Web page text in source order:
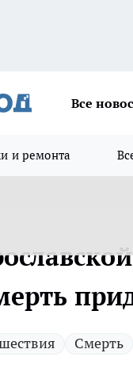
Все
и ремонта
Смерть